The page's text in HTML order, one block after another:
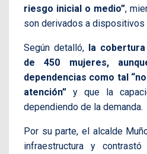
riesgo inicial o medio”,
son derivados a
Según detalló, la
de 450 mujeres,
dependencias como tal
atención” y que la
dependiendo de la demanda.
Por su parte, el alcalde
infraestructura y